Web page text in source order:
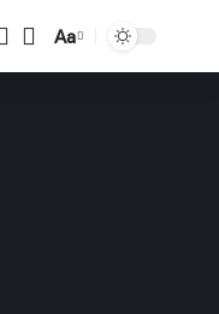
Tamaño
Aa